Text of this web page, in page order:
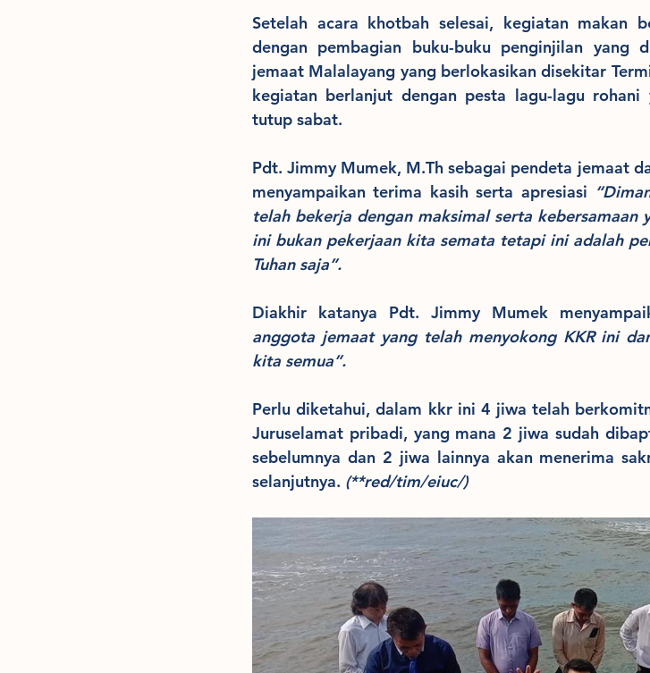
Setelah acara khotbah selesai, kegiatan makan
dengan pembagian buku-buku penginjilan yang
jemaat Malalayang yang berlokasikan disekitar
kegiatan berlanjut dengan pesta lagu-lagu
tutup sabat.
Pdt. Jimmy Mumek, M.Th sebagai pendeta jemaat
menyampaikan terima kasih serta apresiasi
telah bekerja dengan maksimal serta kebersamaan
ini bukan pekerjaan kita semata tetapi ini adalah
Tuhan saja”.
Diakhir katanya Pdt. Jimmy Mumek
anggota jemaat yang telah menyokong KKR ini
kita semua”.
Perlu diketahui, dalam kkr ini 4 jiwa telah
Juruselamat pribadi, yang mana 2 jiwa sudah
sebelumnya dan 2 jiwa lainnya akan menerima
selanjutnya. (**red/tim/eiuc/)